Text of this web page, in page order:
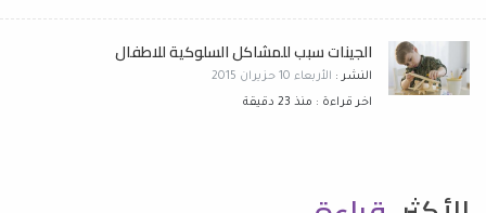
الجينات سبب للمشاكل السلوكية للاطفال
النشر : الأربعاء 10 حزيران 2015
اخر قراءة : منذ 23 دقيقة